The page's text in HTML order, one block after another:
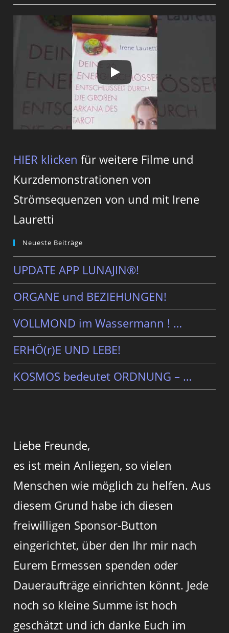
HIER klicken für weitere Filme und
Kurzdemonstrationen von
Strömsequenzen von und mit Irene
Lauretti
Neueste Beiträge
UPDATE APP LUNAJIN®!
ORGANE und BEZIEHUNGEN!
VOLLMOND im Wassermann ! …
ERHÖ(r)E UND LEBE!
KOSMOS bedeutet ORDNUNG – …
Liebe Freunde,
es ist mein Anliegen, so vielen
Menschen wie möglich zu helfen. Aus
diesem Grund habe ich diesen
freiwilligen Sponsor-Button
eingerichtet, über den Ihr mir nach
Eurem Ermessen spenden oder
Daueraufträge einrichten könnt. Jede
noch so kleine Summe ist hoch
geschätzt und ich danke Euch im